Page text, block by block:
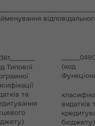
Типової
та
(код
видатків
бюджету)